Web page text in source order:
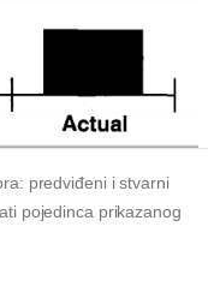
predviđeni i stvarni
pojedinca prikazanog